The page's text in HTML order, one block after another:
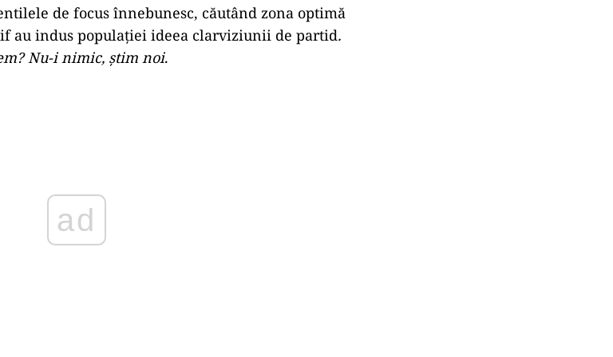
de focus înnebunesc, căutând zona optimă
au indus populației ideea clarviziunii de partid.
Nu-i nimic, știm noi.